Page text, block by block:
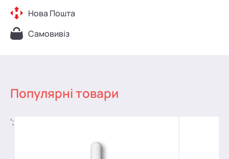
Нова Пошта
Самовивіз
Популярні товари
';